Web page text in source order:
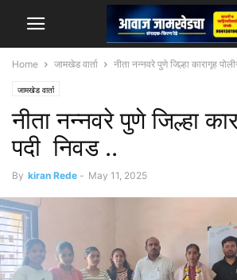
Home जामखेड वार्ता नीता नन्नवरे पुणे जिल्हा कारागृह
जामखेड वार्ता
नीता नन्नवरे पुणे जिल्हा
पदी निवड ..
By kiran Rede - May 11, 2025